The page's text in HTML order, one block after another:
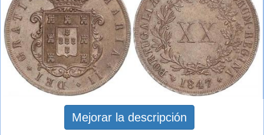
Mejorar la descripción